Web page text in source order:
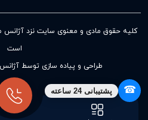
کلیه حقوق مادی و معنوی سایت نزد آژانس
است
طراحی و پیاده سازی توسط آژانس
☎ پشتیبانی 24 ساعته